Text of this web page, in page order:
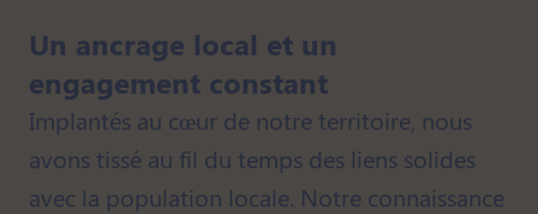
Un ancrage local et un
engagement constant
Implantés au cœur de notre territoire, nous
avons tissé au fil du temps des liens solides
avec la population locale. Notre connaissance